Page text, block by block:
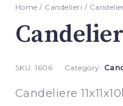
Home / Candelieri /
SKU:1606 Category:
Candeliere